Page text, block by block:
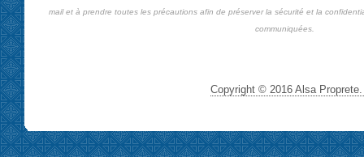
mail et à prendre toutes les précautions afin de préserver la sécurité et la
communiquées.
Copyright © 2016 Alsa